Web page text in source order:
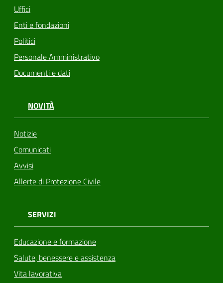
Uffici
Enti e fondazioni
Politici
Personale Amministrativo
Documenti e dati
NOVITÀ
Notizie
Comunicati
Avvisi
Allerte di Protezione Civile
SERVIZI
Educazione e formazione
Salute, benessere e assistenza
Vita lavorativa